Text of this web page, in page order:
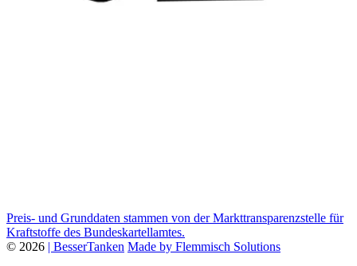
Preis- und Grunddaten stammen von der Markttransparenzstelle für
Kraftstoffe des Bundeskartellamtes.
© 2026 | BesserTanken Made by Flemmisch Solutions